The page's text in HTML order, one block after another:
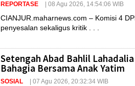
REPORTASE | 08 Agu 2026, 14:54:06 WIB
CIANJUR.maharnews.com – Komisi 4
penyesalan sekaligus kritik . . .
Setengah Abad Bahlil
Bahagia Bersama Anak Yatim
SOSIAL | 07 Agu 2026, 20:32:34 WIB